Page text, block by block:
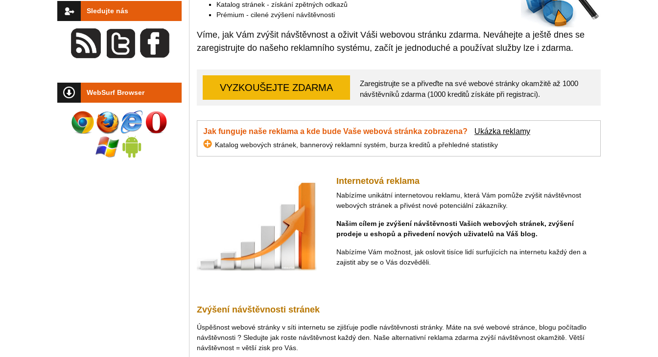
Sledujte nás
WebSurf Browser
Katalog stránek - získání zpětných odkazů
Prémium - cilené zvýšení návštěvnosti
Víme, jak Vám zvýšit návštěvnost a oživit Váši webovou stránku zdarma. Neváhejte a ještě dnes se
zaregistrujte do našeho reklamního systému, začít je jednoduché a používat služby lze i zdarma.
VYZKOUŠEJTE ZDARMA
Zaregistrujte se a přiveďte na své webové stránky okamžitě až 1000
návštěvníků zdarma (1000 kreditů získáte při registraci).
Jak funguje naše reklama a kde bude Vaše webová stránka zobrazena? Ukázka reklamy
Katalog webových stránek, bannerový reklamní systém, burza kreditů a přehledné statistiky
Internetová reklama
Nabízíme unikátní internetovou reklamu, která Vám pomůže zvýšit návštěvnost
webových stránek a přivést nové potenciální zákazníky.
Našim cílem je zvýšení návštěvnosti Vašich webových stránek, zvýšení
prodeje u eshopů a přivedení nových uživatelů na Váš blog.
Nabízíme Vám možnost, jak oslovit tisíce lidí surfujících na internetu každý den a
zajistit aby se o Vás dozvěděli.
Zvýšení návštěvnosti stránek
Úspěšnost webové stránky v síti internetu se zjišťuje podle návštěvnosti stránky. Máte na své webové stránce, blogu počítadlo
návštěvnosti ? Sledujte jak roste návštěvnost každý den. Naše alternativní reklama zdarma zvýší návštěvnost okamžitě. Větší
návštěvnost = větší zisk pro Vás.